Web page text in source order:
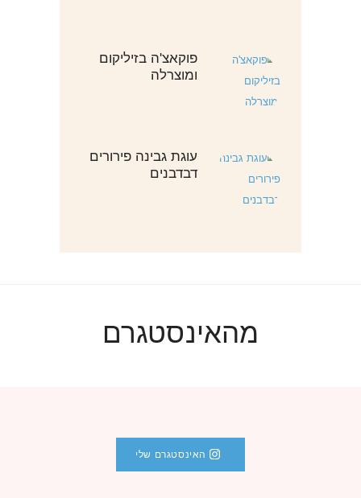
פוקאצ'ה בזיליקום
ומוצרלה
עוגת גבינה פירורים
דבדבנים
מהאינסטגרם
האינסטגרם שלי